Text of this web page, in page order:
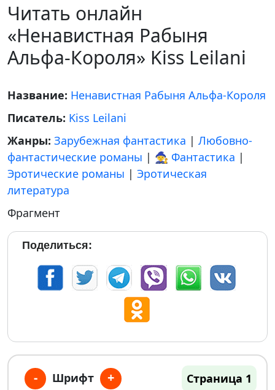
Читать онлайн
«Ненавистная Рабыня
Альфа-Короля» Kiss Leilani
Название: Ненавистная Рабыня Альфа-Короля
Писатель: Kiss Leilani
Жанры: Зарубежная фантастика | Любовно-
фантастические романы | 🧙 Фантастика |
Эротические романы | Эротическая
литература
Фрагмент
Поделиться:
- Шрифт + Страница 1